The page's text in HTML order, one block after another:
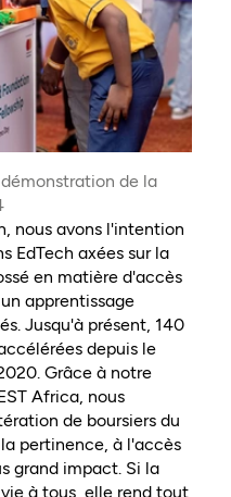
de la
nous avons l'intention
EdTech axées sur la
en matière d'accès
apprentissage
Jusqu'à présent, 140
depuis le
Grâce à notre
Africa, nous
de boursiers du
pertinence, à l'accès
grand impact. Si la
à tous, elle rend tout